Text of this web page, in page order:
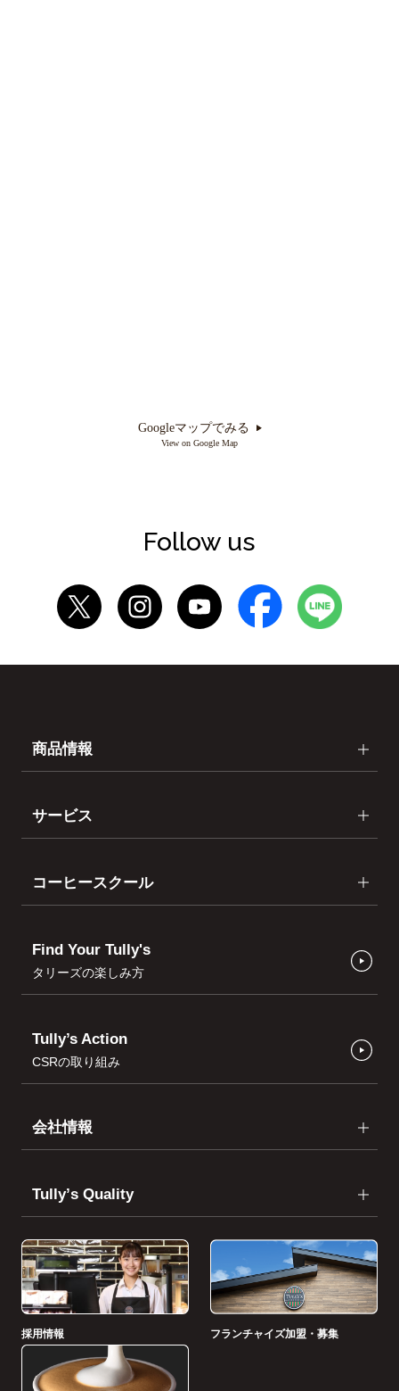
Googleマップでみる
View on Google Map
Follow us
商品情報
サービス
コーヒースクール
Find Your Tully's
タリーズの楽しみ方
Tully’s Action
CSRの取り組み
会社情報
Tullyʼs Quality
採用情報 フランチャイズ加盟・募集